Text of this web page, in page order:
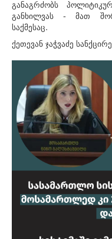
განაგრძობს
განხილვას - მათ
საქმესაც.
ქეთევან ჯაჭვაძე